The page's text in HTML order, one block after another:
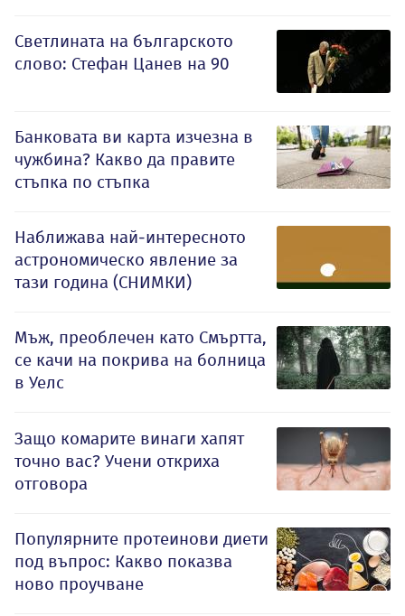
Светлината на българското
слово: Стефан Цанев на 90
Банковата ви карта изчезна в
чужбина? Какво да правите
стъпка по стъпка
Наближава най-интересното
астрономическо явление за
тази година (СНИМКИ)
Мъж, преоблечен като Смъртта,
се качи на покрива на болница
в Уелс
Защо комарите винаги хапят
точно вас? Учени откриха
отговора
Популярните протеинови диети
под въпрос: Какво показва
ново проучване